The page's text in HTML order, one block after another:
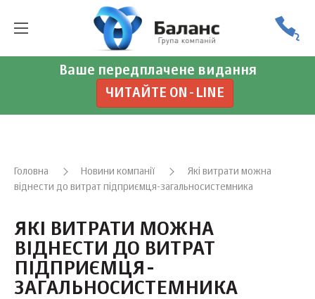
Ваше передплачене видання
ЧИТАЙТЕ ON-LINE
Головна Новини компанії
Які витрати можна
віднести до витрат підприємця-загальносистемника
ЯКІ ВИТРАТИ МОЖНА
ВІДНЕСТИ ДО ВИТРАТ
ПІДПРИЄМЦЯ-
ЗАГАЛЬНОСИСТЕМНИКА